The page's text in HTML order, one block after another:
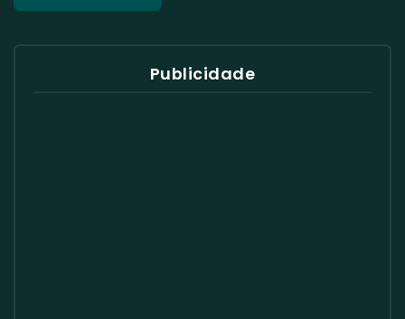
Publicidade